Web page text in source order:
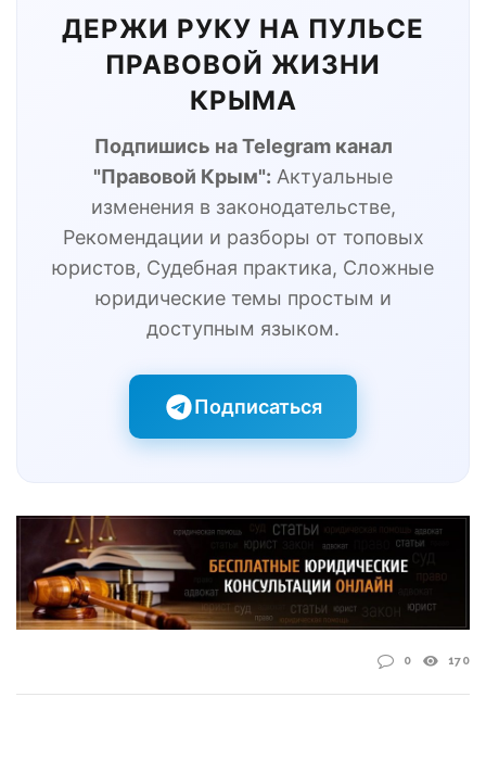
ДЕРЖИ РУКУ НА ПУЛЬСЕ
ПРАВОВОЙ ЖИЗНИ
КРЫМА
Подпишись на Telegram канал
"Правовой Крым": Актуальные
изменения в законодательстве,
Рекомендации и разборы от топовых
юристов, Судебная практика, Сложные
юридические темы простым и
доступным языком.
Подписаться
0 170